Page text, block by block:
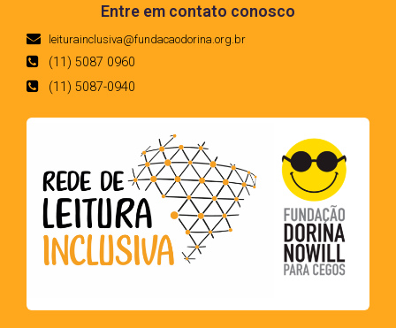
Entre em contato conosco
leiturainclusiva@fundacaodorina.org.br
(11) 5087 0960
(11) 5087-0940